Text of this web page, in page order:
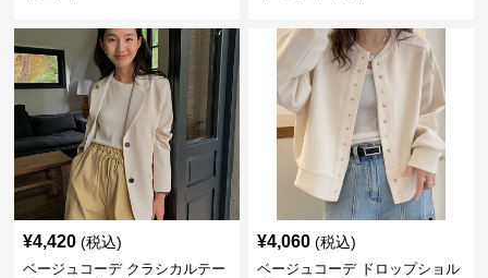
¥4,420 (税込)
ベージュコーデ クラシカルテー
¥4,060 (税込)
ベージュコーデ ドロップショル